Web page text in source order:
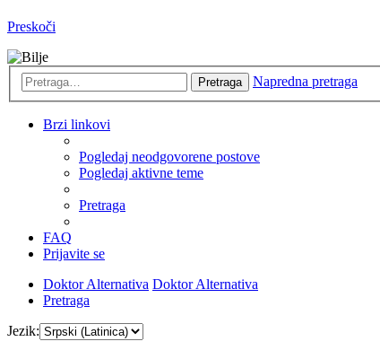
Preskoči
Pretraga Napredna pretraga
Brzi linkovi
Pogledaj neodgovorene postove
Pogledaj aktivne teme
Pretraga
FAQ
Prijavite se
Doktor Alternativa Doktor Alternativa
Pretraga
Jezik: